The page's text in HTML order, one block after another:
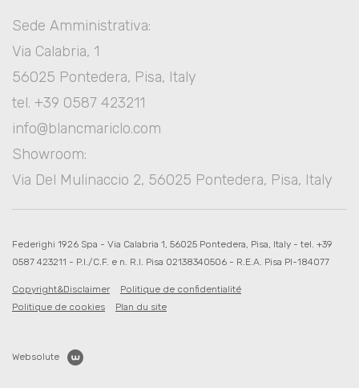
Sede Amministrativa:
Via Calabria, 1
56025 Pontedera, Pisa, Italy
tel. +39 0587 423211
info@blancmariclo.com
Showroom:
Via Del Mulinaccio 2, 56025 Pontedera, Pisa, Italy
Federighi 1926 Spa - Via Calabria 1, 56025 Pontedera, Pisa, Italy - tel. +39
0587 423211 - P.I./C.F. e n. R.I. Pisa 02138340506 - R.E.A. Pisa PI-184077
Copyright&Disclaimer
Politique de confidentialité
Politique de cookies
Plan du site
Websolute